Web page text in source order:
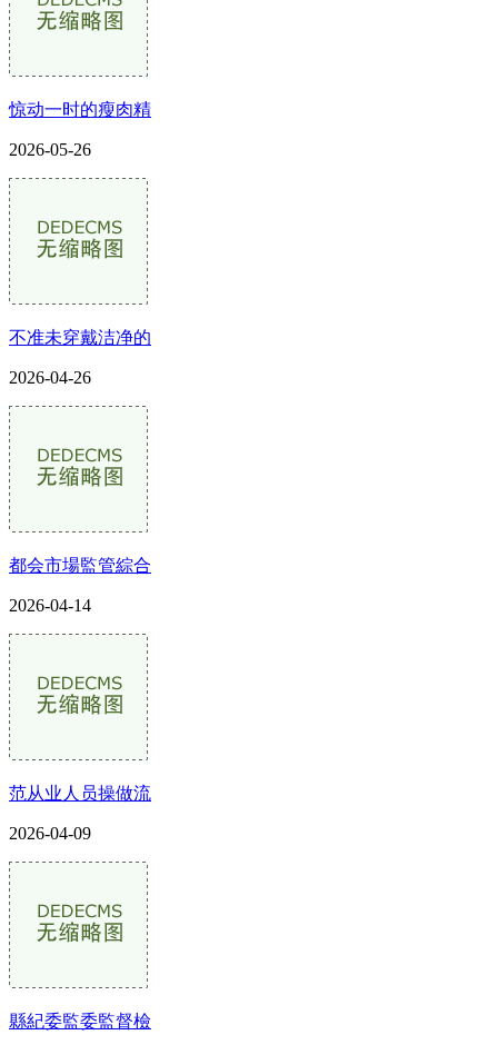
惊动一时的瘦肉精
2026-05-26
不准未穿戴洁净的
2026-04-26
都会市場監管綜合
2026-04-14
范从业人员操做流
2026-04-09
縣紀委監委監督檢